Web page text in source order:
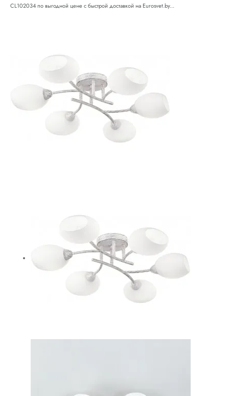
CL102034 по выгодной цене с быстрой доставкой на Eurosvet.by...